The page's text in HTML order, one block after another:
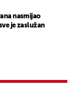
nasmijao
je zaslužan